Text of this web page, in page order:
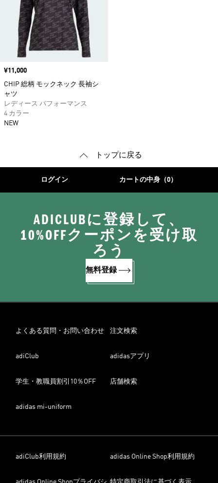
価格
¥11,000
CHIP 総柄 モックネック 長袖シ
ャツ
レディース パフォーマンス
4 カラー
NEW
トップに戻る
ログイン カートの中身（0）
ADICLUBに登録して、
10%OFFクーポンを受け取
ろう
無料登録
よくある質問・お問い合わせ 注文検索
adiClub adidasアプリ
学生・教職員割引10％OFF 店舗検索
adidas mi-uniform
adiClub利用規約 adidas Online Shop利用規約